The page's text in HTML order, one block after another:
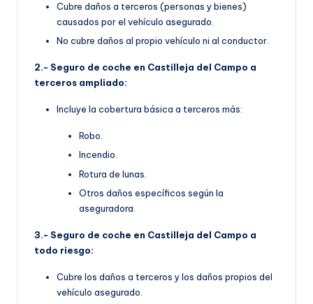
Cubre daños a terceros (personas y bienes)
causados por el vehículo asegurado.
No cubre daños al propio vehículo ni al conductor.
2.- Seguro de coche en Castilleja del Campo a
terceros ampliado:
Incluye la cobertura básica a terceros más:
Robo.
Incendio.
Rotura de lunas.
Otros daños específicos según la
aseguradora.
3.- Seguro de coche en Castilleja del Campo a
todo riesgo:
Cubre los daños a terceros y los daños propios del
vehículo asegurado.